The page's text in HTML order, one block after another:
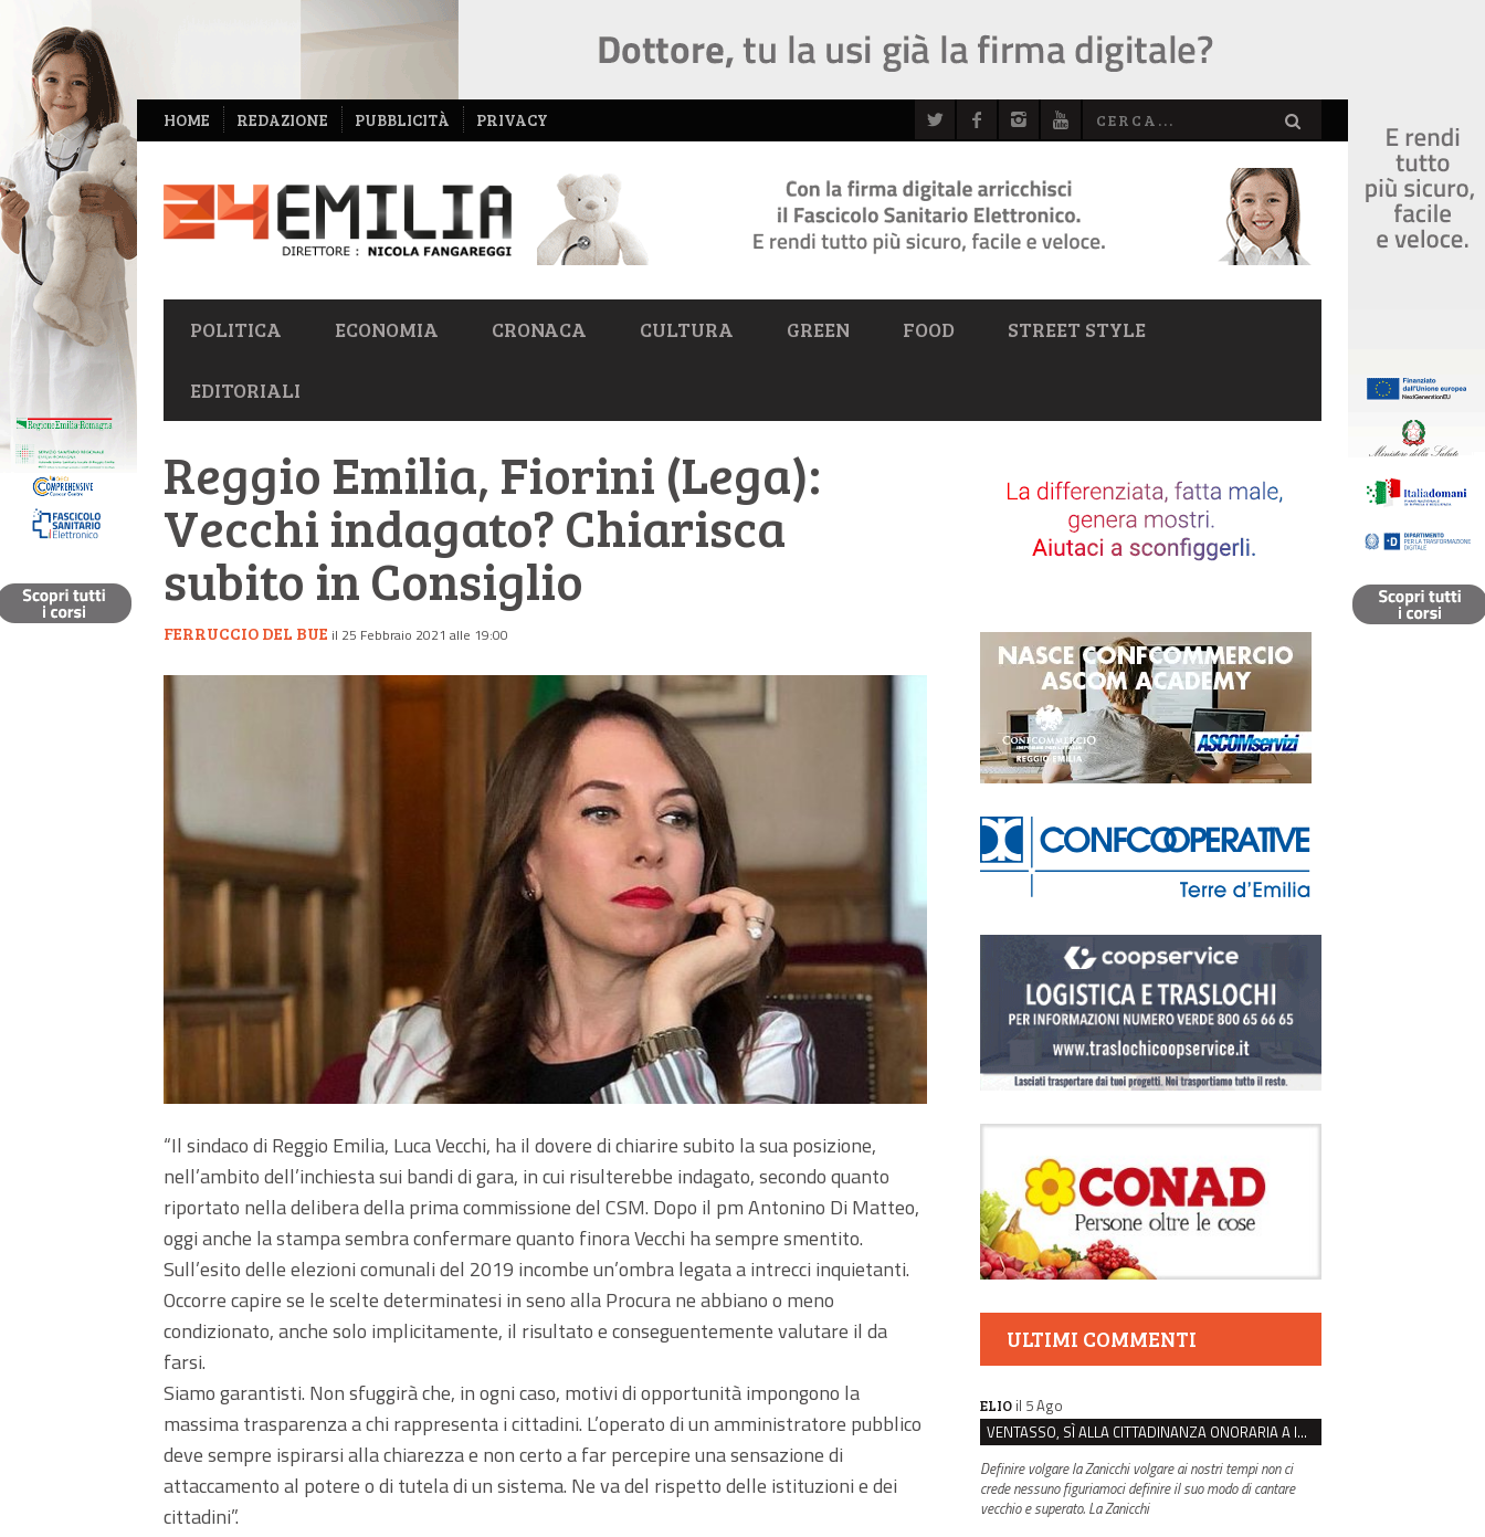
NAVIGAZIONE
SECONDARIA
HOME REDAZIONE PUBBLICITÀ PRIVACY
NAVIGAZIONE
PRIMARIA
POLITICA ECONOMIA CRONACA CULTURA GREEN FOOD STREET STYLE
EDITORIALI
Reggio Emilia, Fiorini (Lega):
Vecchi indagato? Chiarisca
subito in Consiglio
FERRUCCIO DEL BUE il 25 Febbraio 2021 alle 19:00
“Il sindaco di Reggio Emilia, Luca Vecchi, ha il dovere di chiarire subito la sua posizione,
nell’ambito dell’inchiesta sui bandi di gara, in cui risulterebbe indagato, secondo quanto
riportato nella delibera della prima commissione del CSM. Dopo il pm Antonino Di Matteo,
oggi anche la stampa sembra confermare quanto finora Vecchi ha sempre smentito.
Sull’esito delle elezioni comunali del 2019 incombe un’ombra legata a intrecci inquietanti.
Occorre capire se le scelte determinatesi in seno alla Procura ne abbiano o meno
condizionato, anche solo implicitamente, il risultato e conseguentemente valutare il da
farsi.
Siamo garantisti. Non sfuggirà che, in ogni caso, motivi di opportunità impongono la
massima trasparenza a chi rappresenta i cittadini. L’operato di un amministratore pubblico
deve sempre ispirarsi alla chiarezza e non certo a far percepire una sensazione di
attaccamento al potere o di tutela di un sistema. Ne va del rispetto delle istituzioni e dei
cittadini”.
ULTIMI COMMENTI
ELIO il 5 Ago
VENTASSO, SÌ ALLA CITTADINANZA ONORARIA A IVA ZANICCHI. MA BARGIACCHI: “È DI PESSIMO GUSTO”
Definire volgare la Zanicchi volgare ai nostri tempi non ci
crede nessuno figuriamoci definire il suo modo di cantare
vecchio e superato. La Zanicchi